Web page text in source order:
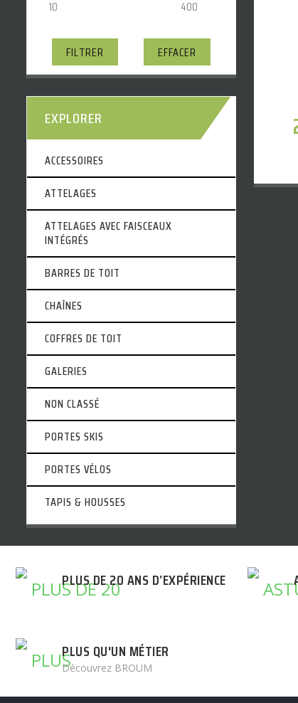
FILTRER EFFACER
EXPLORER
ACCESSOIRES
ATTELAGES
ATTELAGES AVEC FAISCEAUX
INTÉGRÉS
BARRES DE TOIT
CHAÎNES
COFFRES DE TOIT
GALERIES
NON CLASSÉ
PORTES SKIS
PORTES VÉLOS
TAPIS & HOUSSES
PLUS DE 20 ANS D’EXPÉRIENCE
PLUS QU'UN MÉTIER
Découvrez BROUM